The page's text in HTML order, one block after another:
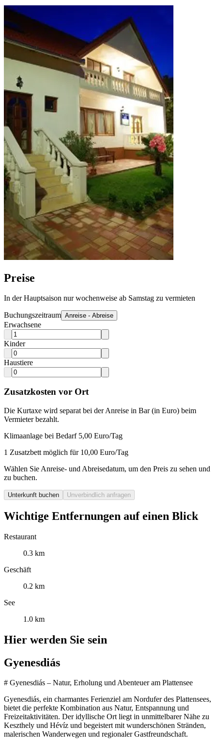
Preise
In der Hauptsaison nur wochenweise ab Samstag zu vermieten
Buchungszeitraum Anreise - Abreise
Erwachsene
Kinder
Haustiere
Zusatzkosten vor Ort
Die Kurtaxe wird separat bei der Anreise in Bar (in Euro) beim
Vermieter bezahlt.
Klimaanlage bei Bedarf 5,00 Euro/Tag
1 Zusatzbett möglich für 10,00 Euro/Tag
Wählen Sie Anreise- und Abreisedatum, um den Preis zu sehen und
zu buchen.
Unterkunft buchen Unverbindlich anfragen
Wichtige Entfernungen auf einen Blick
Restaurant
0.3 km
Geschäft
0.2 km
See
1.0 km
Hier werden Sie sein
Gyenesdiás
# Gyenesdiás – Natur, Erholung und Abenteuer am Plattensee
Gyenesdiás, ein charmantes Ferienziel am Nordufer des Plattensees,
bietet die perfekte Kombination aus Natur, Entspannung und
Freizeitaktivitäten. Der idyllische Ort liegt in unmittelbarer Nähe zu
Keszthely und Hévíz und begeistert mit wunderschönen Stränden,
malerischen Wanderwegen und regionaler Gastfreundschaft.